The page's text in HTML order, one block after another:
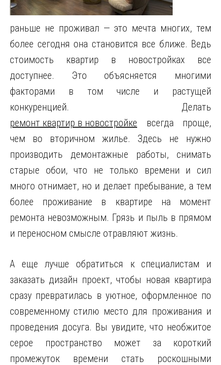
раньше не проживал — это мечта многих, тем
более сегодня она становится все ближе. Ведь
стоимость квартир в новостройках все
доступнее. Это объясняется многими
факторами в том числе и растущей
конкуренцией. Делать
ремонт квартир в новостройке всегда проще,
чем во вторичном жилье. Здесь не нужно
производить демонтажные работы, снимать
старые обои, что не только времени и сил
много отнимает, но и делает пребывание, а тем
более проживание в квартире на момент
ремонта невозможным. Грязь и пыль в прямом
и переносном смысле отравляют жизнь.
А еще лучше обратиться к специалистам и
заказать дизайн проект, чтобы новая квартира
сразу превратилась в уютное, оформленное по
современному стилю место для проживания и
проведения досуга. Вы увидите, что необжитое
серое пространство может за короткий
промежуток времени стать роскошными